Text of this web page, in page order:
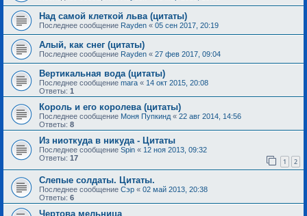
Над самой клеткой льва (цитаты)
Последнее сообщение Rayden « 05 сен 2017, 20:19
Алый, как снег (цитаты)
Последнее сообщение Rayden « 27 фев 2017, 09:04
Вертикальная вода (цитаты)
Последнее сообщение mara « 14 окт 2015, 20:08
Ответы: 1
Король и его королева (цитаты)
Последнее сообщение Моня Пупкинд « 22 авг 2014, 14:56
Ответы: 8
Из ниоткуда в никуда - Цитаты
Последнее сообщение Spin « 12 ноя 2013, 09:32
Ответы: 17 1 2
Слепые солдаты. Цитаты.
Последнее сообщение Сэр « 02 май 2013, 20:38
Ответы: 6
Чертова мельница